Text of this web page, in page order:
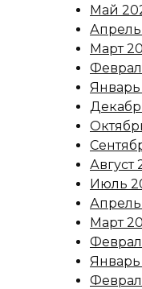
Май
Март
Январь
Август
Июль
Март